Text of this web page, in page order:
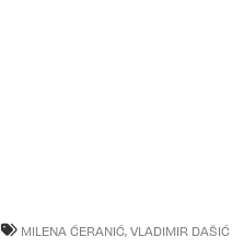
MILENA ĆERANIĆ, VLADIMIR DAŠIĆ